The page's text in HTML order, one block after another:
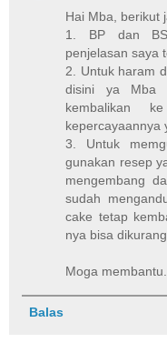
Hai Mba, berikut
1. BP dan BS
penjelasan saya
2. Untuk haram
disini ya Mba
kembalikan
kepercayaannya
3. Untuk
gunakan resep
mengembang
sudah
cake tetap
nya bisa
Moga
Balas